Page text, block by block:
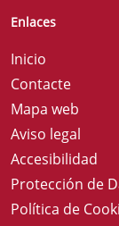
Enlaces
Inicio
Contacte
Mapa web
Aviso legal
Accesibilidad
Protección de
Política de